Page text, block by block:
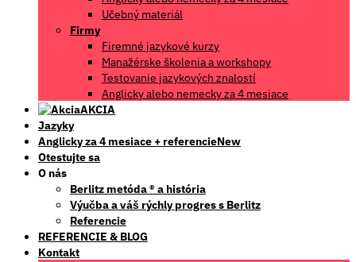
Učebný materiál
Firmy
Firemné jazykové kurzy
Manažérske školenia a workshopy
Testovanie jazykových znalostí
Anglicky alebo nemecky za 4 mesiace
AKCIA
Jazyky
Anglicky za 4 mesiace + referencie
Otestujte sa
O nás
Berlitz metóda ® a história
Výučba a váš rýchly progres s Berlitz
Referencie
REFERENCIE & BLOG
Kontakt